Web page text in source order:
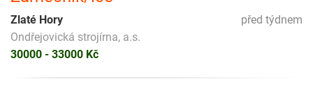
před týdnem
Zlaté Hory
Ondřejovická strojírna, a.s.
30000 - 33000 Kč